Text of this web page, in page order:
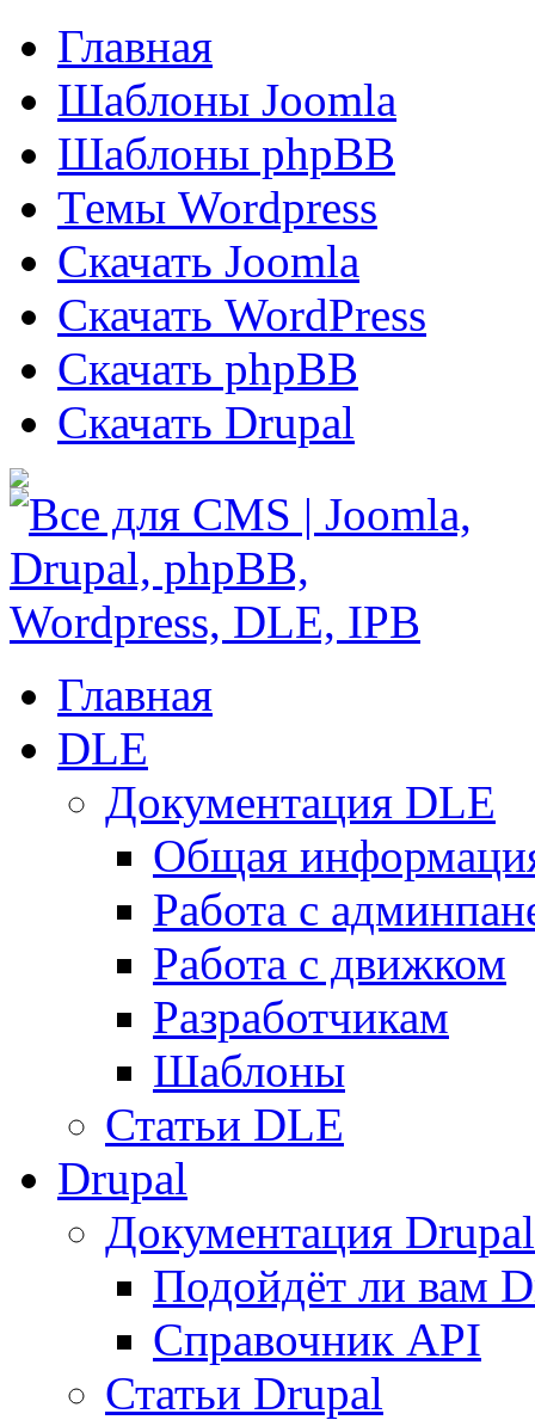
Главная
Шаблоны Joomla
Шаблоны phpBB
Темы Wordpress
Скачать Joomla
Скачать WordPress
Скачать phpBB
Скачать Drupal
Главная
DLE
Документация DLE
Общая
Работа с
Работа с движком
Разработчикам
Шаблоны
Статьи DLE
Drupal
Документация Drupal
Подойдёт ли вам
Справочник API
Статьи Drupal